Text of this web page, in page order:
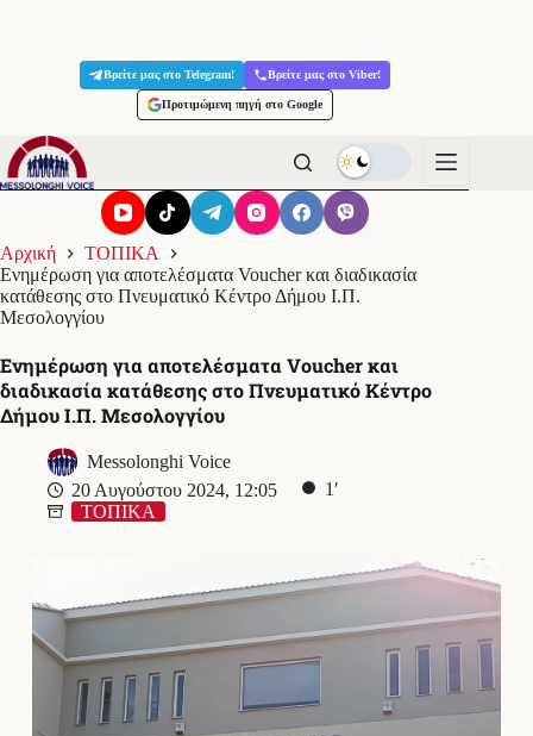
Βρείτε μας στο Telegram! Βρείτε μας στο Viber!
Προτιμώμενη πηγή στο Google
Αρχική
ΤΟΠΙΚΑ
Ενημέρωση για αποτελέσματα Voucher και διαδικασία
κατάθεσης στο Πνευματικό Κέντρο Δήμου Ι.Π.
Μεσολογγίου
Ενημέρωση για αποτελέσματα Voucher και
διαδικασία κατάθεσης στο Πνευματικό Κέντρο
Δήμου Ι.Π. Μεσολογγίου
Messolonghi Voice
20 Αυγούστου 2024, 12:05
1′
ΤΟΠΙΚΑ